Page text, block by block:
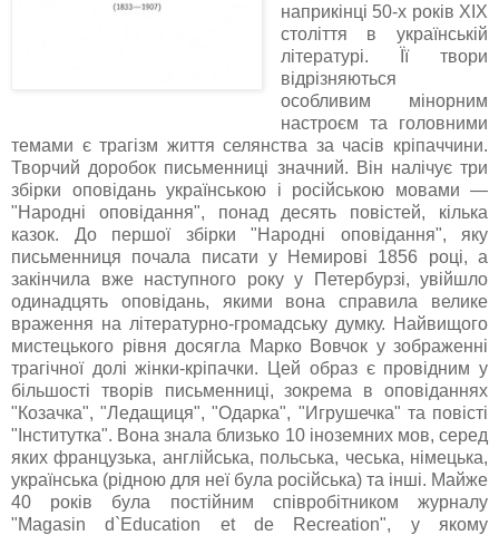
наприкінці 50-х років ХІХ
століття в українській
літературі. Її твори
відрізняються
особливим мінорним
настроєм та головними
темами є трагізм життя селянства за часів кріпаччини.
Творчий доробок письменниці значний. Він налічує три
збірки оповідань українською і російською мовами —
"Народні оповідання", понад десять повістей, кілька
казок. До першої збірки "Народні оповідання", яку
письменниця почала писати у Немирові 1856 році, а
закінчила вже наступного року у Петербурзі, увійшло
одинадцять оповідань, якими вона справила велике
враження на літературно-громадську думку. Найвищого
мистецького рівня досягла Марко Вовчок у зображенні
трагічної долі жінки-кріпачки. Цей образ є провідним у
більшості творів письменниці, зокрема в оповіданнях
"Козачка", "Ледащиця", "Одарка", "Игрушечка" та повісті
"Інститутка". Вона знала близько 10 іноземних мов, серед
яких французька, англійська, польська, чеська, німецька,
українська (рідною для неї була російська) та інші. Майже
40 років була постійним співробітником журналу
"Magasin d`Education et de Recreation", у якому